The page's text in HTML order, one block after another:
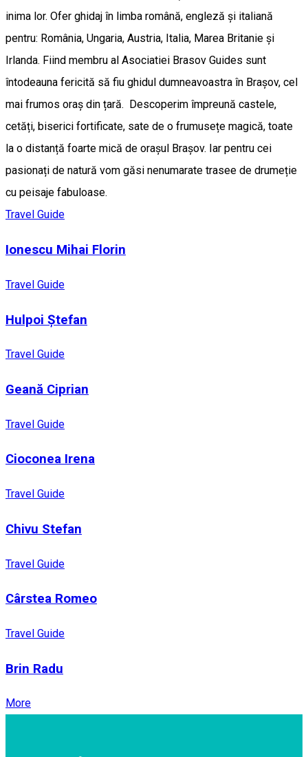
inima lor. Ofer ghidaj în limba română, engleză și italiană
pentru: România, Ungaria, Austria, Italia, Marea Britanie și
Irlanda. Fiind membru al Asociatiei Brasov Guides sunt
întodeauna fericită să fiu ghidul dumneavoastra în Brașov, cel
mai frumos oraș din țară. Descoperim împreună castele,
cetăți, biserici fortificate, sate de o frumusețe magică, toate
la o distanță foarte mică de orașul Brașov. Iar pentru cei
pasionați de natură vom găsi nenumarate trasee de drumeție
cu peisaje fabuloase.
Travel Guide
Ionescu Mihai Florin
Travel Guide
Hulpoi Ștefan
Travel Guide
Geană Ciprian
Travel Guide
Cioconea Irena
Travel Guide
Chivu Stefan
Travel Guide
Cârstea Romeo
Travel Guide
Brin Radu
More